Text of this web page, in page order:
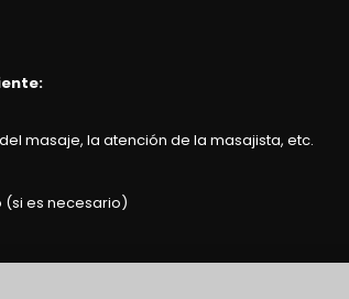
masaje, la atención de la masajista, etc.
(si es necesario)